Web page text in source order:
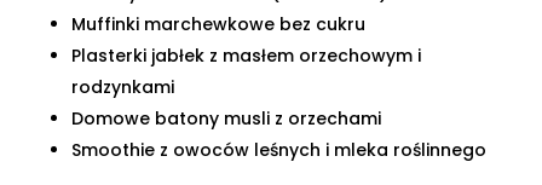
Muffinki marchewkowe bez cukru
Plasterki jabłek z masłem orzechowym i
rodzynkami
Domowe batony musli z orzechami
Smoothie z owoców leśnych i mleka roślinnego